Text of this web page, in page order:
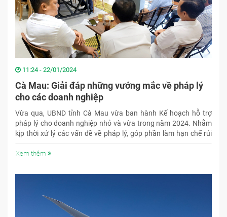
11:24 - 22/01/2024
Cà Mau: Giải đáp những vướng mắc về pháp lý
cho các doanh nghiệp
Vừa qua, UBND tỉnh Cà Mau vừa ban hành Kế hoạch hỗ trợ
pháp lý cho doanh nghiệp nhỏ và vừa trong năm 2024. Nhằm
kịp thời xử lý các vấn đề về pháp lý, góp phần làm hạn chế rủi
quả.
Xem thêm